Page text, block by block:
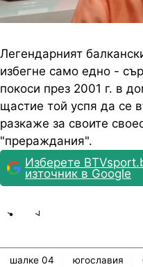
Легендарният
избегне само едно -
покоси през 2001 г. в
щастие той успя да се
разкаже за своите
"прераждания".
Изберете
източник в Google
шалке 04 югославия